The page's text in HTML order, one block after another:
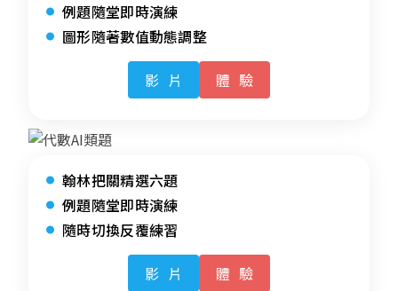
例題隨堂即時演練
圖形隨著數值動態調整
影片 體驗
翰林把關精選六題
例題隨堂即時演練
隨時切換反覆練習
影片 體驗